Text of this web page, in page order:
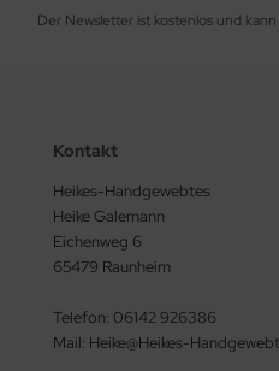
Der Newsletter ist kostenlos und
Kontakt
Heikes-Handgewebtes
Heike Galemann
Eichenweg 6
65479 Raunheim
Telefon: 06142 926386
Mail: Heike@Heikes-